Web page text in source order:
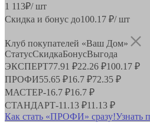
1 113₽/ шт
Скидка и бонус до100.17 ₽/ шт
Клуб покупателей «Ваш Дом»
СтатусСкидкаБонусВыгода
ЭКСПЕРТ77.91 ₽22.26 ₽100.17 ₽
ПРОФИ55.65 ₽16.7 ₽72.35 ₽
МАСТЕР-16.7 ₽16.7 ₽
СТАНДАРТ-11.13 ₽11.13 ₽
Как стать «ПРОФИ» сразу!Узнать